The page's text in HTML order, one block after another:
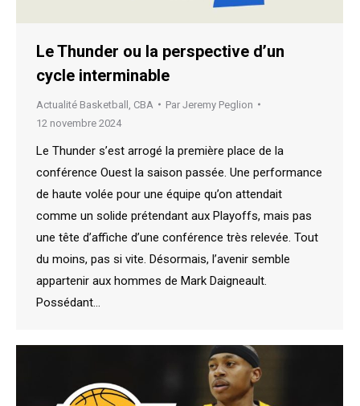
Le Thunder ou la perspective d’un
cycle interminable
Actualité Basketball CBA Par Jeremy Peglion
12 novembre 2024
Le Thunder s’est arrogé la première place de la
conférence Ouest la saison passée. Une performance
de haute volée pour une équipe qu’on attendait
comme un solide prétendant aux Playoffs, mais pas
une tête d’affiche d’une conférence très relevée. Tout
du moins, pas si vite. Désormais, l’avenir semble
appartenir aux hommes de Mark Daigneault.
Possédant…